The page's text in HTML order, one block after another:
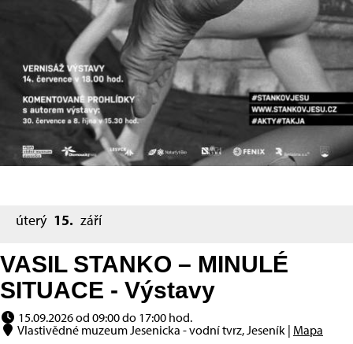
úterý 15. září
VASIL STANKO – MINULÉ
SITUACE - Výstavy
15.09.2026 od 09:00 do 17:00 hod.
Vlastivědné muzeum Jesenicka - vodní tvrz, Jeseník | Mapa